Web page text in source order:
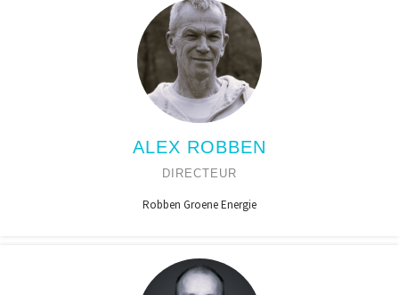
ALEX ROBBEN
DIRECTEUR
Robben Groene Energie